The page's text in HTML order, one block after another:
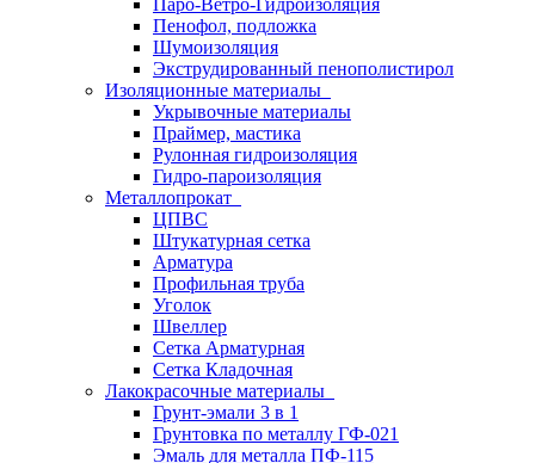
Паро-Ветро-Гидроизоляция
Пенофол, подложка
Шумоизоляция
Экструдированный пенополистирол
Изоляционные материалы
Укрывочные материалы
Праймер, мастика
Рулонная гидроизоляция
Гидро-пароизоляция
Металлопрокат
ЦПВС
Штукатурная сетка
Арматура
Профильная труба
Уголок
Швеллер
Сетка Арматурная
Сетка Кладочная
Лакокрасочные материалы
Грунт-эмали 3 в 1
Грунтовка по металлу ГФ-021
Эмаль для металла ПФ-115